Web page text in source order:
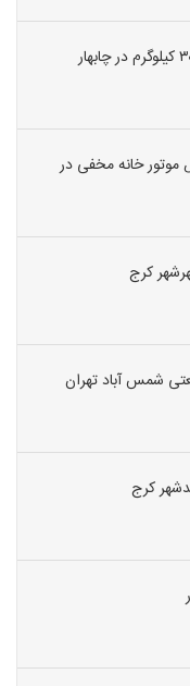
موتور خانه مخفی در
کرج
شمس آباد تهران
کرج